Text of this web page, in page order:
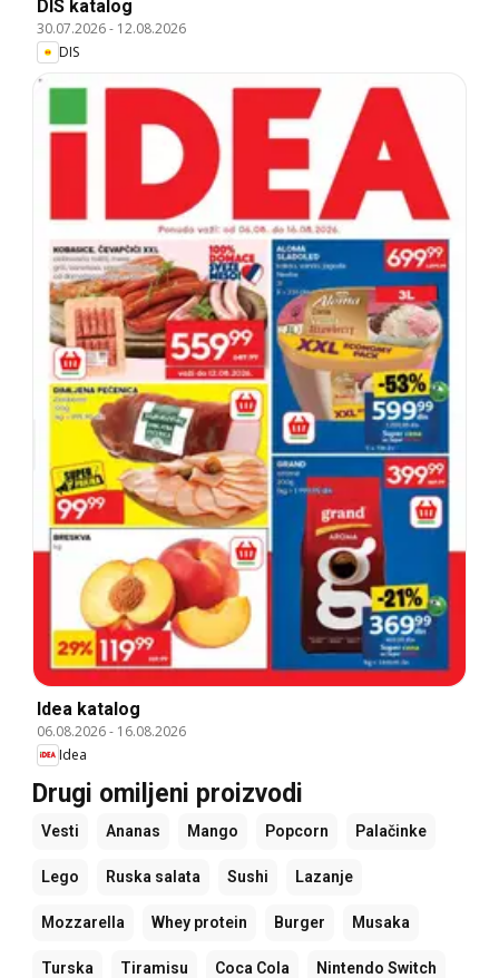
DIS katalog
30.07.2026- 12.08.2026
DIS
Idea katalog
06.08.2026- 16.08.2026
Idea
Drugi omiljeni proizvodi
Vesti Ananas Mango Popcorn Palačinke
Lego Ruska salata Sushi Lazanje
Mozzarella Whey protein Burger Musaka
Turska Tiramisu Coca Cola Nintendo Switch